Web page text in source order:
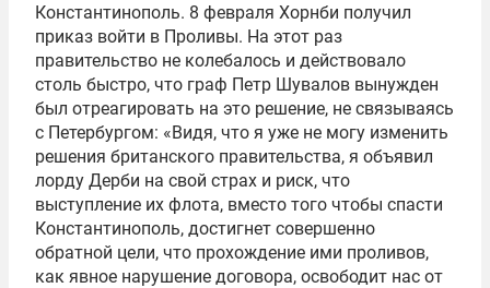
Константинополь. 8 февраля Хорнби получил
приказ войти в Проливы. На этот раз
правительство не колебалось и действовало
столь быстро, что граф Петр Шувалов вынужден
был отреагировать на это решение, не связываясь
с Петербургом: «Видя, что я уже не могу изменить
решения британского правительства, я объявил
лорду Дерби на свой страх и риск, что
выступление их флота, вместо того чтобы спасти
Константинополь, достигнет совершенно
обратной цели, что прохождение ими проливов,
как явное нарушение договора, освободит нас от